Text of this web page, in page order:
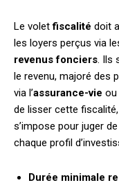
Le voletfiscalité doit
les loyers perçus via
revenus fonciers. Ils
le revenu, majoré des
via l’assurance-vie ou
de lisser cette
s’impose pour juger
chaque profil
Durée minimale